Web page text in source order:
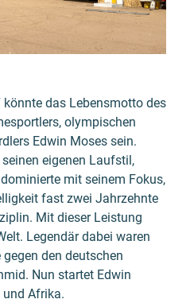
könnte das Lebensmotto des
olympischen
Edwin Moses sein.
eigenen Lauf­stil,
mit seinem Fokus,
fast zwei Jahrzehnte
Mit dieser Leistung
Legendär dabei waren
den deutschen
Nun startet Edwin
Afrika.